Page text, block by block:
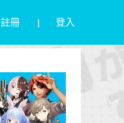
註冊 登入